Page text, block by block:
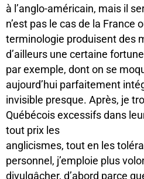
à l’anglo-américain, mais il
n’est pas le cas de la France
terminologie produisent des
d’ailleurs une certaine
par exemple, dont on se
aujourd’hui parfaitement
invisible presque. Après, je
Québécois excessifs dans
tout prix les
anglicismes, tout en les
personnel, j’emploie plus
divulgâcher, d’abord parce